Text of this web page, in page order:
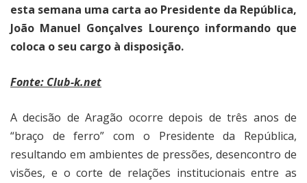
esta semana uma carta ao Presidente da República,
João Manuel Gonçalves Lourenço informando que
coloca o seu cargo à disposição.
Fonte: Club-k.net
A decisão de Aragão ocorre depois de três anos de
“braço de ferro” com o Presidente da República,
resultando em ambientes de pressões, desencontro de
visões, e o corte de relações institucionais entre as